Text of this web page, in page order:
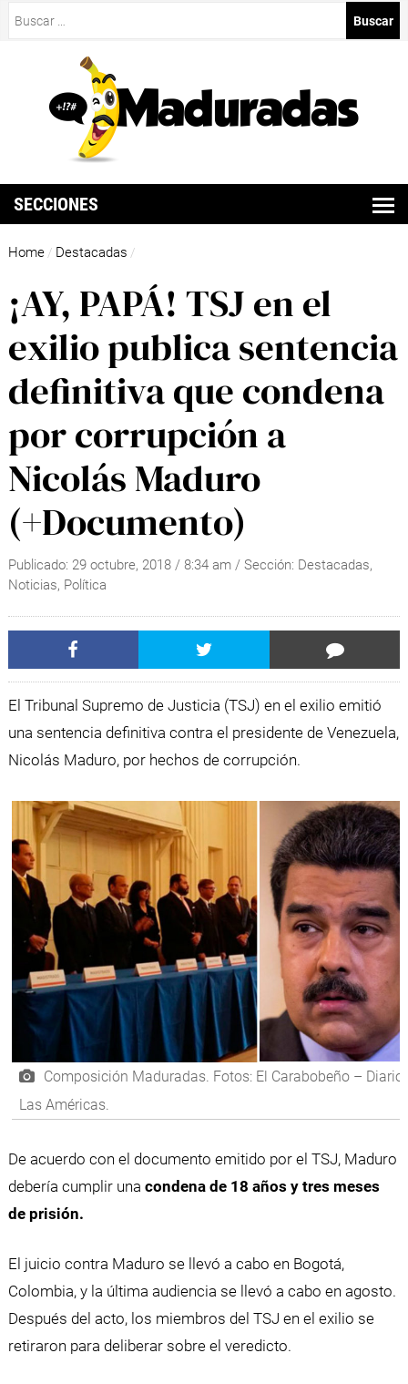
SECCIONES
Home / Destacadas /
¡AY, PAPÁ! TSJ en el
exilio publica sentencia
definitiva que condena
por corrupción a
Nicolás Maduro
(+Documento)
Publicado: 29 octubre, 2018/ 8:34 am / Sección: Destacadas,
Noticias, Política
El Tribunal Supremo de Justicia (TSJ) en el exilio emitió
una sentencia definitiva contra el presidente de Venezuela,
Nicolás Maduro, por hechos de corrupción.
Composición Maduradas. Fotos: El Carabobeño – Diario
Las Américas.
De acuerdo con el documento emitido por el TSJ, Maduro
debería cumplir una condena de 18 años y tres meses
de prisión.
El juicio contra Maduro se llevó a cabo en Bogotá,
Colombia, y la última audiencia se llevó a cabo en agosto.
Después del acto, los miembros del TSJ en el exilio se
retiraron para deliberar sobre el veredicto.